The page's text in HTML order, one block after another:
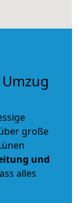
große
und
alles